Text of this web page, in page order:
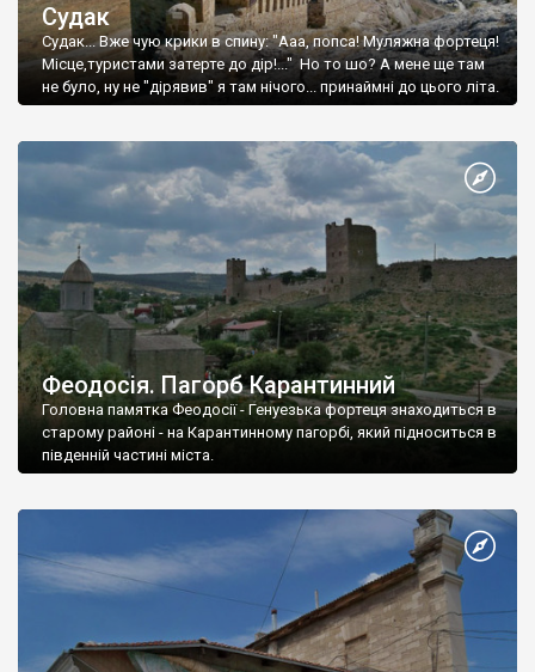
Судак
Судак... Вже чую крики в спину: "Ааа, попса! Муляжна фортеця!
Місце,туристами затерте до дір!..." Но то шо? А мене ще там
не було, ну не "дірявив" я там нічого... принаймні до цього літа.
Феодосія. Пагорб Карантинний
Головна памятка Феодосії - Генуезька фортеця знаходиться в
старому районі - на Карантинному пагорбі, який підноситься в
південній частині міста.